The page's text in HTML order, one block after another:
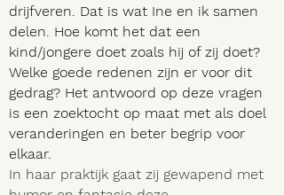
drijfveren. Dat is wat Ine en ik samen
delen. Hoe komt het dat een
kind/jongere doet zoals hij of zij doet?
Welke goede redenen zijn er voor dit
gedrag? Het antwoord op deze vragen
is een zoektocht op maat met als doel
veranderingen en beter begrip voor
elkaar.
In haar praktijk gaat zij gewapend met